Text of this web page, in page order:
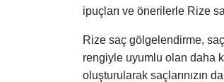
ipuçları ve önerilerle Rize
Rize saç gölgelendirme,
rengiyle uyumlu olan daha
oluşturularak saçlarınızın